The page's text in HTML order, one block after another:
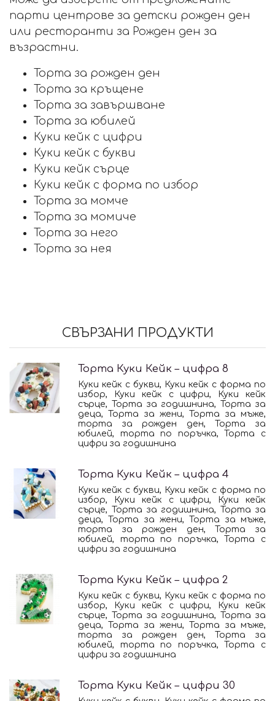
парти центрове за детски рожден ден
или ресторанти за Рожден ден за
възрастни.
Торта за рожден ден
Торта за кръщене
Торта за завършване
Торта за юбилей
Куки кейк с цифри
Куки кейк с букви
Куки кейк сърце
Куки кейк с форма по избор
Торта за момче
Торта за момиче
Торта за него
Торта за нея
СВЪРЗАНИ ПРОДУКТИ
Торта Куки Кейк – цифра 8
Куки кейк с букви, Куки кейк с форма по
избор, Куки кейк с цифри, Куки кейк
сърце, Торта за годишнина, Торта за
деца, Торта за жени, Торта за мъже,
торта за рожден ден, Торта за
юбилей, торта по поръчка, Торта с
цифри за годишнина
Торта Куки Кейк – цифра 4
Куки кейк с букви, Куки кейк с форма по
избор, Куки кейк с цифри, Куки кейк
сърце, Торта за годишнина, Торта за
деца, Торта за жени, Торта за мъже,
торта за рожден ден, Торта за
юбилей, торта по поръчка, Торта с
цифри за годишнина
Торта Куки Кейк – цифра 2
Куки кейк с букви, Куки кейк с форма по
избор, Куки кейк с цифри, Куки кейк
сърце, Торта за годишнина, Торта за
деца, Торта за жени, Торта за мъже,
торта за рожден ден, Торта за
юбилей, торта по поръчка, Торта с
цифри за годишнина
Торта Куки Кейк – цифри 30